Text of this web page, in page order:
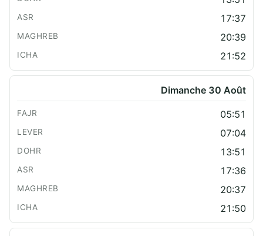
17:37
20:39
21:52
Dimanche 30 Août
05:51
07:04
13:51
17:36
20:37
21:50